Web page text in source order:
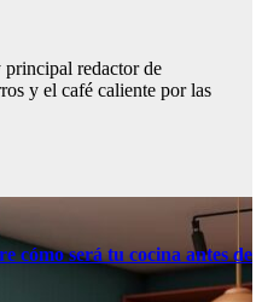
redactor de
y el café caliente por las
cómo será tu cocina antes de